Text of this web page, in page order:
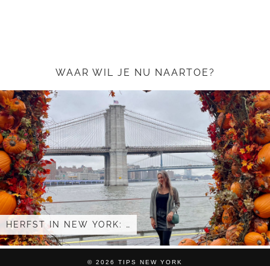
WAAR WIL JE NU NAARTOE?
HERFST IN NEW YORK: …
© 2026 TIPS NEW YORK